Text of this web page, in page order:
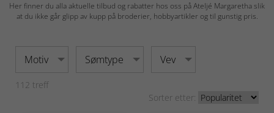
Her finner du alla aktuelle tilbud og rabatter hos oss på Ateljé Margaretha slik
at du ikke går glipp av kupp på broderier, hobbyartikler og til gunstig pris.
Motiv Sømtype Vev
112 treff
Sorter etter: